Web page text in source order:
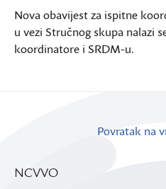
Nova obavijest za ispitne
u vezi Stručnog skupa nalazi
koordinatore i SRDM-u.
Povratak na
NCVVO